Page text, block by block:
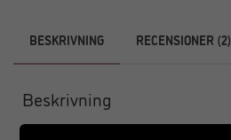
BESKRIVNING RECENSIONER (2)
Beskrivning